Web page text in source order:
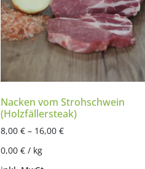
Nacken vom Strohschwein
(Holzfällersteak)
8,00 € – 16,00 €
0,00 € / kg